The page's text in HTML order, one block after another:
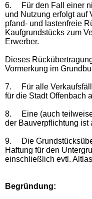
6.
Für den Fall einer
und Nutzung erfolgt auf
pfand- und lastenfreie
Kaufgrundstücks zum
Erwerber.
Dieses
Vormerkung im
7.
Für alle
für die Stadt Offenbach
8.
Eine (auch
der Bauverpflichtung ist
9.
Die
Haftung für den
einschließlich evtl.
Begründung: